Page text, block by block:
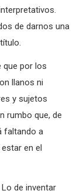
de darnos una
que por los
llanos ni
y sujetos
rumbo que, de
faltando a
en el
de inventar